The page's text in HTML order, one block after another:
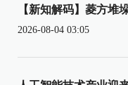
【新知解码】菱方堆
2026-08-04 03:05